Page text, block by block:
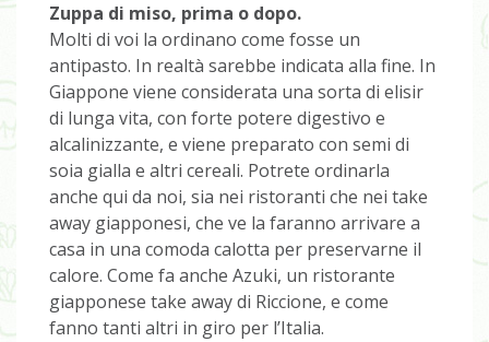
Zuppa di miso, prima o dopo.
Molti di voi la ordinano come fosse un
antipasto. In realtà sarebbe indicata alla fine. In
Giappone viene considerata una sorta di elisir
di lunga vita, con forte potere digestivo e
alcalinizzante, e viene preparato con semi di
soia gialla e altri cereali. Potrete ordinarla
anche qui da noi, sia nei ristoranti che nei take
away giapponesi, che ve la faranno arrivare a
casa in una comoda calotta per preservarne il
calore. Come fa anche Azuki, un ristorante
giapponese take away di Riccione, e come
fanno tanti altri in giro per l’Italia.